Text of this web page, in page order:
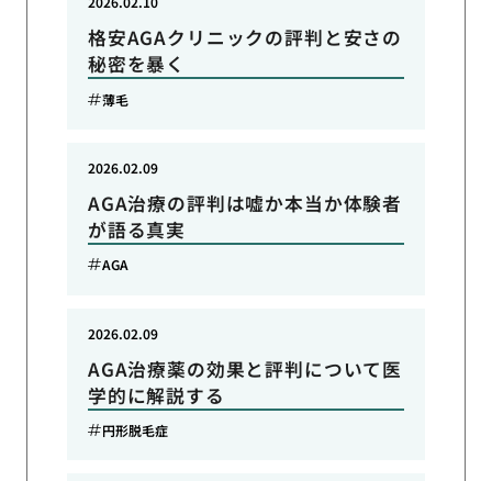
格安AGAクリニックの評判と安さの
秘密を暴く
薄毛
AGA治療の評判は嘘か本当か体験者
が語る真実
2026.02.09
AGA
AGA治療薬の効果と評判について医
学的に解説する
2026.02.09
円形脱毛症